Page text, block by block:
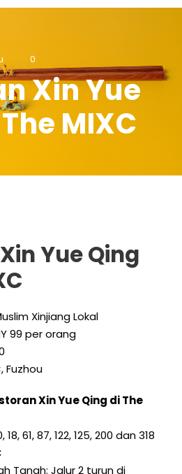
0
Xin Yue
MIXC
Yue Qing
Xinjiang Lokal
99 per orang
, Fuzhou
Xin Yue Qing di The
61, 87, 122, 125, 200 dan 318
Tanah: Jalur 2 turun di